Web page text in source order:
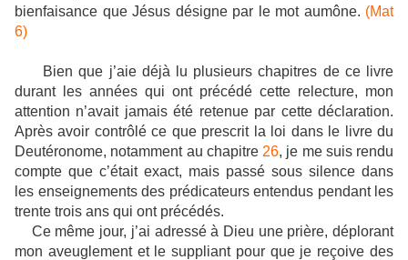
bienfaisance que Jésus désigne par le mot aumône. (Mat
6)
Bien que j’aie déjà lu plusieurs chapitres de ce livre
durant les années qui ont précédé cette relecture, mon
attention n’avait jamais été retenue par cette déclaration.
Après avoir contrôlé ce que prescrit la loi dans le livre du
Deutéronome, notamment au chapitre 26, je me suis rendu
compte que c’était exact, mais passé sous silence dans
les enseignements des prédicateurs entendus pendant les
trente trois ans qui ont précédés.
Ce même jour, j’ai adressé à Dieu une prière, déplorant
mon aveuglement et le suppliant pour que je reçoive des